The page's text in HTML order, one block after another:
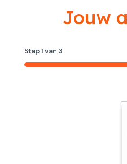
Jouw
Stap1 van 3
33%